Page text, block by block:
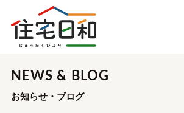
NEWS & BLOG
お知らせ・ブログ